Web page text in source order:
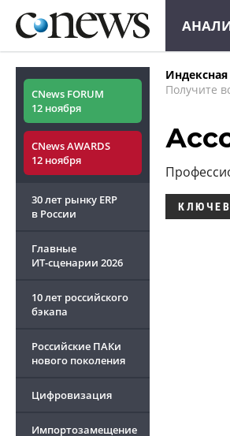
CNews FORUM
12 ноября
CNews AWARDS
12 ноября
30 лет рынку ERP
в России
Главные
ИТ-сценарии 2026
10 лет российского
бэкапа
Российские ПАКи
нового поколения
Цифровизация
Импортозамещение
Индексная
Получите